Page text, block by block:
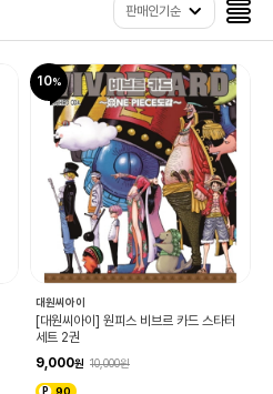
판매인기순
10
대원씨아이
[대원씨아이] 원피스 비브르 카드 스타터
세트 2권
9,000
10,000
90